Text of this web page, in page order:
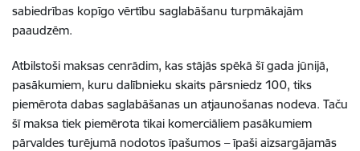
sabiedrības kopīgo vērtību saglabāšanu turpmākajām
paaudzēm.
Atbilstoši maksas cenrādim, kas stājās spēkā šī gada jūnijā,
pasākumiem, kuru dalībnieku skaits pārsniedz 100, tiks
piemērota dabas saglabāšanas un atjaunošanas nodeva. Taču
šī maksa tiek piemērota tikai komerciāliem pasākumiem
pārvaldes turējumā nodotos īpašumos – īpaši aizsargājamās